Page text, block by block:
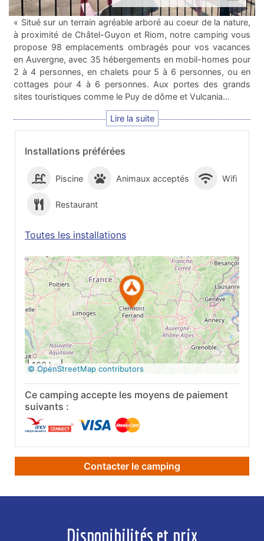
Installations préférées
Piscine Animaux acceptés Wifi
Restaurant
Toutes les installations
Voir sur Google
Maps
100 km
© OpenStreetMap contributors
Ce camping accepte les moyens de paiement
suivants :
Contacter le camping
« Situé sur un terrain agréable arboré au coeur de la nature,
à proximité de Châtel-Guyon et Riom, notre camping vous
propose 98 emplacements ombragés pour vos vacances
en Auvergne, avec 35 hébergements en mobil-homes pour
2 à 4 personnes, en chalets pour 5 à 6 personnes, ou en
cottages pour 4 à 6 personnes. Aux portes des grands
sites touristiques comme le Puy de dôme et Vulcania…
Disponibilités et prix